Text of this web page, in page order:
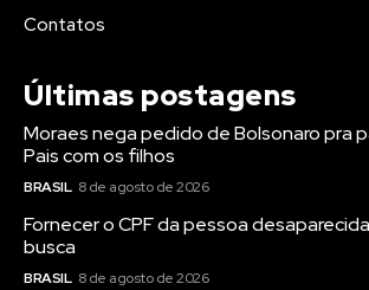
Contatos
Últimas postagens
Moraes nega pedido de Bolsonaro pra
Pais com os filhos
BRASIL 8 de agosto de 2026
Fornecer o CPF da pessoa
busca
BRASIL 8 de agosto de 2026